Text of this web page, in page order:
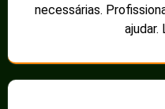
necessárias.
ajudar.